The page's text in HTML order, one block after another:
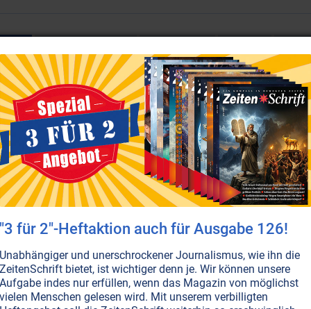
Gesundheitssystem: Therapie statt
Sie fragen sich, warum die Krankenkosten ständig steigen?
Gesundheitssystem eben nicht um die Gesundheit geht.
SEITE 18 MENSCHHEITSGESCHICHTE ALLGEMEIN BEWUSSTSEIN LEBENSHILFE
Daskalos: Des Menschen Superkräfte
Gegenwärtig befindet sich die Menschheit noch im
Vorstellung davon, wie ihr Leben dereinst aussehen wird,
Gotteskräfte verfügen darf, die in ihm schlummern.
"3 für 2"-Heftaktion auch für Ausgabe 126!
Unabhängiger und unerschrockener Journalismus, wie ihn die
ZeitenSchrift bietet, ist wichtiger denn je. Wir können unsere
Aufgabe indes nur erfüllen, wenn das Magazin von möglichst
vielen Menschen gelesen wird. Mit unserem verbilligten